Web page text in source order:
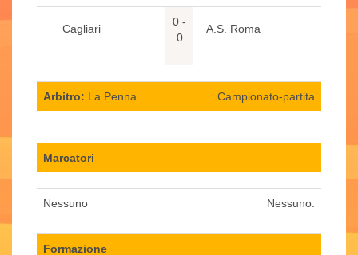
Cagliari
0 -
0
A.S. Roma
Arbitro: La Penna Campionato-partita
Marcatori
Nessuno Nessuno.
Formazione